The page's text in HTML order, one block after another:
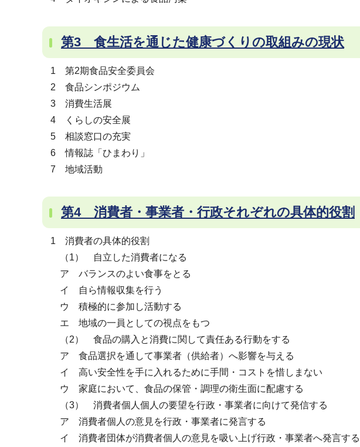
第3 食生活を通じた健康づくりの取組みの現状
1 第2期食品安全委員会
2 食品シンポジウム
3 消費生活展
4 くらしの安全展
5 相談窓口の充実
6 情報誌「ひまわり」
7 地域活動
第4 消費者・事業者・行政それぞれの具体的役割
1 消費者の具体的役割
（1） 自立した消費者になる
ア バランスのよい食事をとる
イ 自ら情報収集を行う
ウ 積極的に参加し活動する
エ 地域の一員としての視点をもつ
（2） 食品の購入と消費に関して責任ある行動をする
ア 食品選択を通して事業者（供給者）へ影響を与える
イ 高い安全性を手に入れるために手間・コストを惜しまない
ウ 家庭において、食品の保管・調理の衛生面に配慮する
（3） 消費者個人個人の要望を行政・事業者に向けて発信する
ア 消費者個人の意見を行政・事業者に発言する
イ 消費者団体が消費者個人の意見を吸い上げ行政・事業者へ発言する